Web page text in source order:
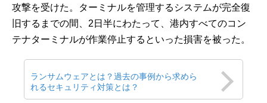
攻撃を受けた。ターミナルを管理するシステムが完全復
旧するまでの間、2日半にわたって、港内すべてのコン
テナターミナルが作業停止するといった損害を被った。
ランサムウェアとは？過去の事例から求めら
れるセキュリティ対策とは？